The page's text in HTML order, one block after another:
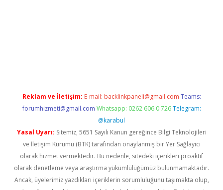
Reklam ve İletişim: E-mail: backlinkpaneli@gmail.com Teams:
forumhizmeti@gmail.com Whatsapp: 0262 606 0 726 Telegram:
@karabul
Yasal Uyarı: Sitemiz, 5651 Sayılı Kanun gereğince Bilgi Teknolojileri
ve İletişim Kurumu (BTK) tarafından onaylanmış bir Yer Sağlayıcı
olarak hizmet vermektedir. Bu nedenle, sitedeki içerikleri proaktif
olarak denetleme veya araştırma yükümlülüğümüz bulunmamaktadır.
Ancak, üyelerimiz yazdıkları içeriklerin sorumluluğunu taşımakta olup,